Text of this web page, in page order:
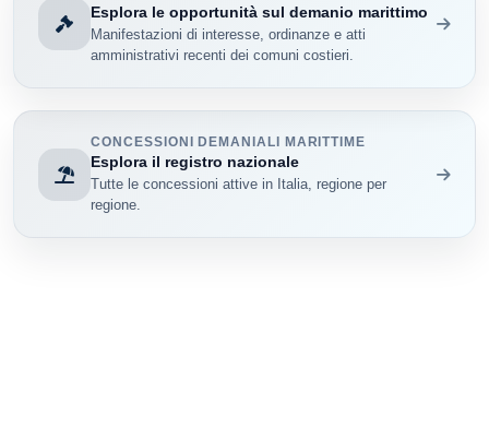
Esplora le opportunità sul demanio marittimo
Manifestazioni di interesse, ordinanze e atti
amministrativi recenti dei comuni costieri.
CONCESSIONI DEMANIALI MARITTIME
Esplora il registro nazionale
Tutte le concessioni attive in Italia, regione per
regione.